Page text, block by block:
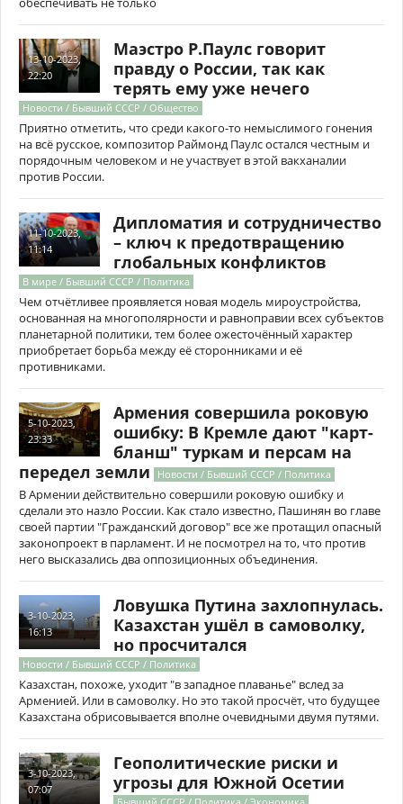
13-10-2023,
22:20
Маэстро Р.Паулс говорит
правду о России, так как
терять ему уже нечего
Новости / Бывший СССР / Общество
Приятно отметить, что среди какого-то немыслимого гонения
на всё русское, композитор Раймонд Паулс остался честным и
порядочным человеком и не участвует в этой вакханалии
против России.
11-10-2023,
11:14
Дипломатия и сотрудничество
– ключ к предотвращению
глобальных конфликтов
В мире / Бывший СССР / Политика
Чем отчётливее проявляется новая модель мироустройства,
основанная на многополярности и равноправии всех субъектов
планетарной политики, тем более ожесточённый характер
приобретает борьба между её сторонниками и её
противниками.
5-10-2023,
23:33
Армения совершила роковую
ошибку: В Кремле дают "карт-
бланш" туркам и персам на
передел земли
Новости / Бывший СССР / Политика
В Армении действительно совершили роковую ошибку и
сделали это назло России. Как стало известно, Пашинян во главе
своей партии "Гражданский договор" все же протащил опасный
законопроект в парламент. И не посмотрел на то, что против
него высказались два оппозиционных объединения.
3-10-2023,
16:13
Ловушка Путина захлопнулась.
Казахстан ушёл в самоволку,
но просчитался
Новости / Бывший СССР / Политика
Казахстан, похоже, уходит "в западное плаванье" вслед за
Арменией. Или в самоволку. Но это такой просчёт, что будущее
Казахстана обрисовывается вполне очевидными двумя путями.
3-10-2023,
07:07
Геополитические риски и
угрозы для Южной Осетии